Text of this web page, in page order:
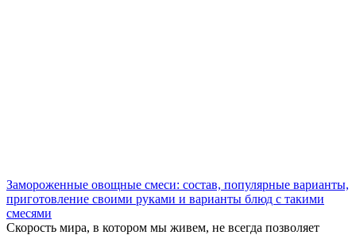
Замороженные овощные смеси: состав, популярные варианты,
приготовление своими руками и варианты блюд с такими
смесями
Скорость мира, в котором мы живем, не всегда позволяет